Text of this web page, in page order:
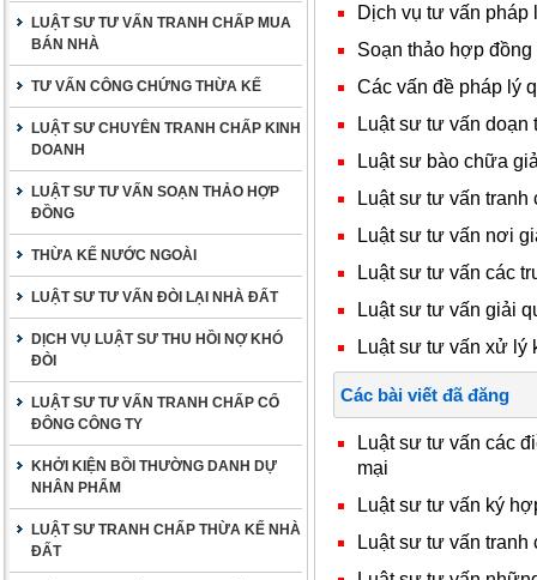
LUẬT SƯ TƯ VẤN TRANH CHẤP MUA
BÁN NHÀ
TƯ VẤN CÔNG CHỨNG THỪA KẾ
LUẬT SƯ CHUYÊN TRANH CHẤP KINH
DOANH
LUẬT SƯ TƯ VẤN SOẠN THẢO HỢP
ĐỒNG
THỪA KẾ NƯỚC NGOÀI
LUẬT SƯ TƯ VẤN ĐÒI LẠI NHÀ ĐẤT
DỊCH VỤ LUẬT SƯ THU HỒI NỢ KHÓ
ĐÒI
LUẬT SƯ TƯ VẤN TRANH CHẤP CỔ
ĐÔNG CÔNG TY
KHỞI KIỆN BỒI THƯỜNG DANH DỰ
NHÂN PHẨM
LUẬT SƯ TRANH CHẤP THỪA KẾ NHÀ
ĐẤT
Dịch vụ tư vấn pháp
Soạn thảo hợp
Các vấn đề pháp lý
Luật sư tư vấn doạn
Luật sư bào chữa
Luật sư tư vấn tranh
Luật sư tư vấn nơi
Luật sư tư vấn các
Luật sư tư vấn giải
Luật sư tư vấn xử lý
Các bài viết đã đăng
Luật sư tư vấn các
mại
Luật sư tư vấn ký
Luật sư tư vấn